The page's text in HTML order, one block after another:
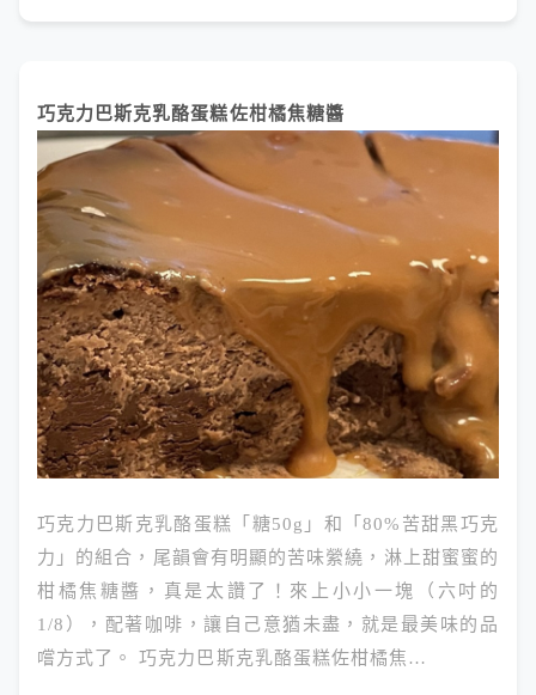
巧克力巴斯克乳酪蛋糕佐柑橘焦糖醬
巧克力巴斯克乳酪蛋糕「糖50g」和「80%苦甜黑巧克
力」的組合，尾韻會有明顯的苦味縈繞，淋上甜蜜蜜的
柑橘焦糖醬，真是太讚了！來上小小一塊（六吋的
1/8），配著咖啡，讓自己意猶未盡，就是最美味的品
嚐方式了。 巧克力巴斯克乳酪蛋糕佐柑橘焦…